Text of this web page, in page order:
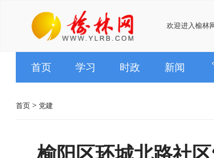
欢迎进入榆林
首页 学习 时政 新闻
首页 > 党建